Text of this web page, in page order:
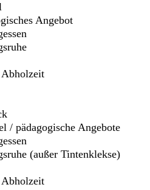
Angebot
/ pädagogische Angebote
(außer Tintenklekse)